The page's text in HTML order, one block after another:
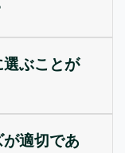
ぶことが
適切であ